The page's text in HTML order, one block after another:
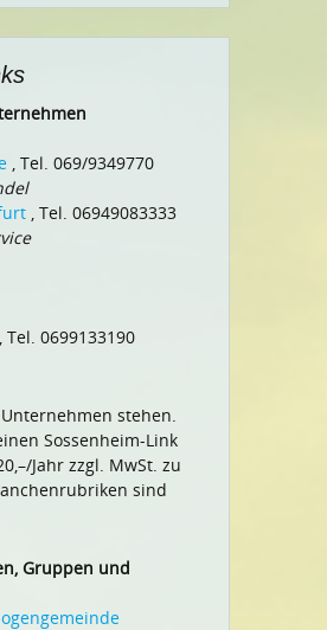
, Tel. 069/9349770
, Tel. 06949083333
, Tel. 0699133190
stehen.
Sossenheim-Link
Jahr zzgl. MwSt. zu
sind
Gruppen und